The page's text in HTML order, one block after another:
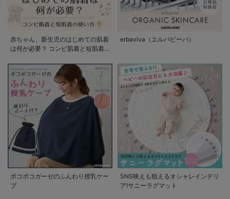
赤ちゃん、新生児のはじめての肌着
は何が必要？ コンビ肌着と短肌着
erbaviva（エルバビーバ）
ポコポコガーゼのふんわり授乳ケー
プ
SNS映えも狙えるオシャレインテリ
ア!サニーラグマット